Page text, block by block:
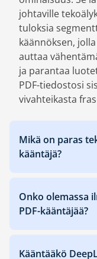
johtaville
tuloksia
käännöksen,
auttaa
ja parantaa
PDF-tiedostosi
vivahteikasta
Mikä on paras
kääntäjä?
Onko olemassa
PDF-kääntäjää?
Kääntääkö